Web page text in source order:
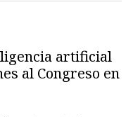
artificial
al Congreso en